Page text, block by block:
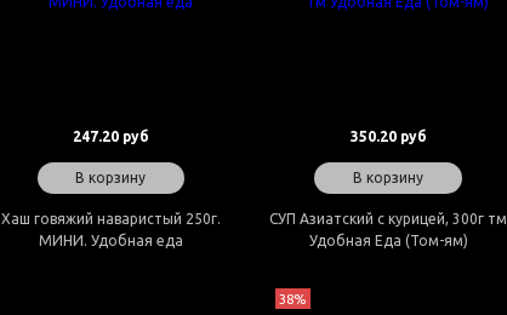
247.20 руб
В корзину
Хаш говяжий наваристый 250г.
МИНИ. Удобная еда
350.20 руб
В корзину
СУП Азиатский с курицей, 300г тм
Удобная Еда (Том-ям)
38%